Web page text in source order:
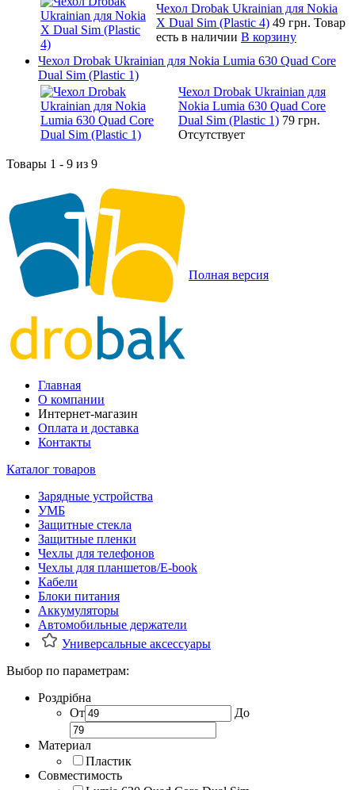
Чехол Drobak Ukrainian для Nokia
X Dual Sim (Plastic 4) 49 грн. Товар
есть в наличии В корзину
Чехол Drobak Ukrainian для Nokia Lumia 630 Quad Core
Dual Sim (Plastic 1)
Чехол Drobak Ukrainian для
Nokia Lumia 630 Quad Core
Dual Sim (Plastic 1) 79 грн.
Отсутствует
Товары 1 - 9 из 9
Полная версия
Главная
О компании
Интернет-магазин
Оплата и доставка
Контакты
Каталог товаров
Зарядные устройства
УМБ
Защитные стекла
Защитные пленки
Чехлы для телефонов
Чехлы для планшетов/E-book
Кабели
Блоки питания
Аккумуляторы
Автомобильные держатели
Универсальные аксессуары
Выбор по параметрам:
Роздрібна
От
До
Материал
Пластик
Совместимость